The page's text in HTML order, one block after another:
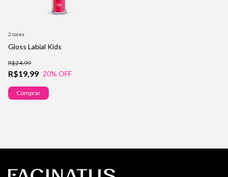
Gloss Labial Kids
R$19,99
R$24,99
20% OFF
2 cores
Comprar